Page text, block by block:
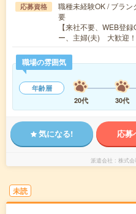
応募資格
職種未経験OK / ブラ
要
【来社不要、WEB登
ー、主婦(夫) 大歓迎
職場の雰囲気
年齢層
20代
30代
気になる! 応募
派遣会社 株式
未読